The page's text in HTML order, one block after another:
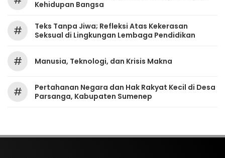
Kehidupan Bangsa
#
Teks Tanpa Jiwa; Refleksi Atas Kekerasan
Seksual di Lingkungan Lembaga Pendidikan
# Manusia, Teknologi, dan Krisis Makna
#
Pertahanan Negara dan Hak Rakyat Kecil di Desa
Parsanga, Kabupaten Sumenep